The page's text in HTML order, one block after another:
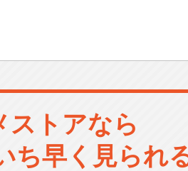
ストアなら
ち早く見られ